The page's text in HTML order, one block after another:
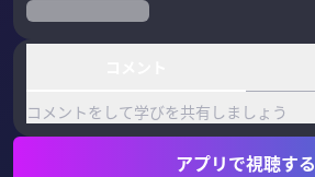
コメントをして学びを共有しましょう
アプリで視聴する